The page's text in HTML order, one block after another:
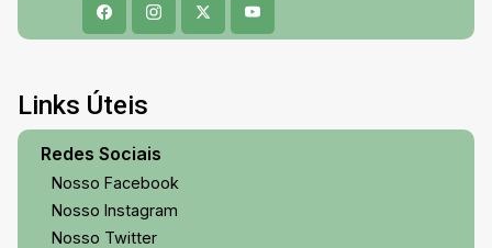
Links Úteis
Redes Sociais
Nosso Facebook
Nosso Instagram
Nosso Twitter